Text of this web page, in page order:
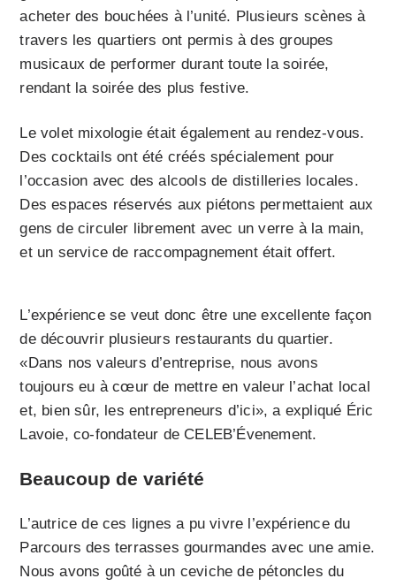
acheter des bouchées à l’unité. Plusieurs scènes à
travers les quartiers ont permis à des groupes
musicaux de performer durant toute la soirée,
rendant la soirée des plus festive.
Le volet mixologie était également au rendez-vous.
Des cocktails ont été créés spécialement pour
l’occasion avec des alcools de distilleries locales.
Des espaces réservés aux piétons permettaient aux
gens de circuler librement avec un verre à la main,
et un service de raccompagnement était offert.
L’expérience se veut donc être une excellente façon
de découvrir plusieurs restaurants du quartier.
«Dans nos valeurs d’entreprise, nous avons
toujours eu à cœur de mettre en valeur l’achat local
et, bien sûr, les entrepreneurs d’ici», a expliqué Éric
Lavoie, co-fondateur de CELEB’Évenement.
Beaucoup de variété
L’autrice de ces lignes a pu vivre l’expérience du
Parcours des terrasses gourmandes avec une amie.
Nous avons goûté à un ceviche de pétoncles du